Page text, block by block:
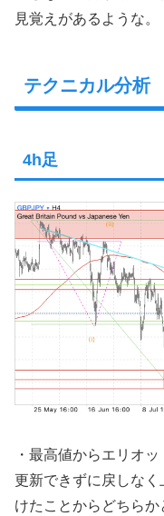
見覚えがあるような。
テクニカル分析
4h足
・最高値からエリオ
更新できずに戻しな
けたことからどちらか